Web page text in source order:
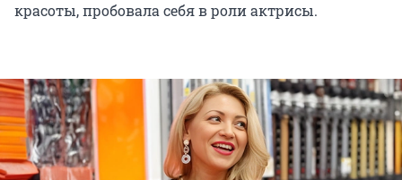
красоты, пробовала себя в роли актрисы.